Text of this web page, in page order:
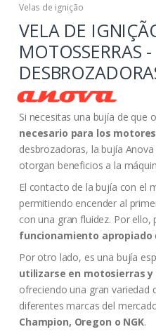
Velas de ignição
VELA DE
MOTOSSERRAS -
Si necesitas una bujía de que
necesario para los motores
desbrozadoras, la bujía
otorgan beneficios a la
El contacto de la bujía con el
permitiendo encender al
con una gran fluidez. Por ello,
funcionamiento apropiado
Por otro lado, es una bujía
utilizarse en motosierras y
ofreciendo una gran variedad
diferentes marcas del
Champion, Oregon o NGK.